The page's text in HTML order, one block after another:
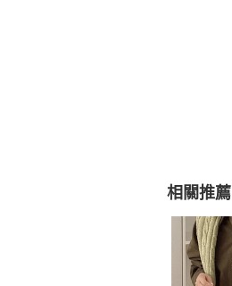
相關推薦